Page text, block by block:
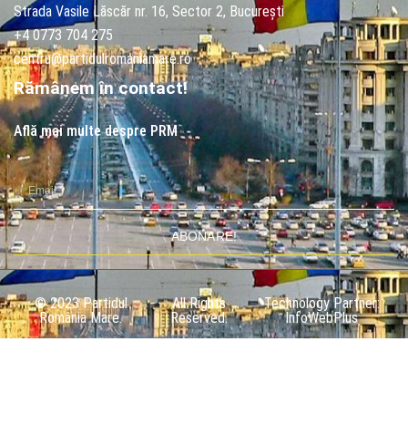
Strada Vasile Lăscăr nr. 16, Sector 2, București
+4 0773 704 275
centru@partidulromaniamare.ro
Rămânem în contact!
Află mai multe despre PRM
ABONARE!
© 2023 Partidul
România Mare.
All Rights
Reserved.
Technology Partner:
InfoWebPlus